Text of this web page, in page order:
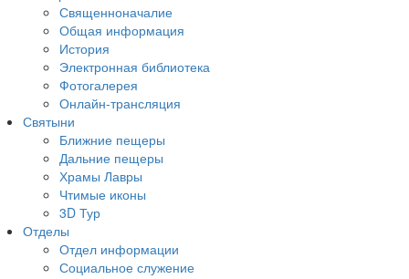
Священноначалие
Общая информация
История
Электронная библиотека
Фотогалерея
Онлайн-трансляция
Святыни
Ближние пещеры
Дальние пещеры
Храмы Лавры
Чтимые иконы
3D Тур
Отделы
Отдел информации
Социальное служение